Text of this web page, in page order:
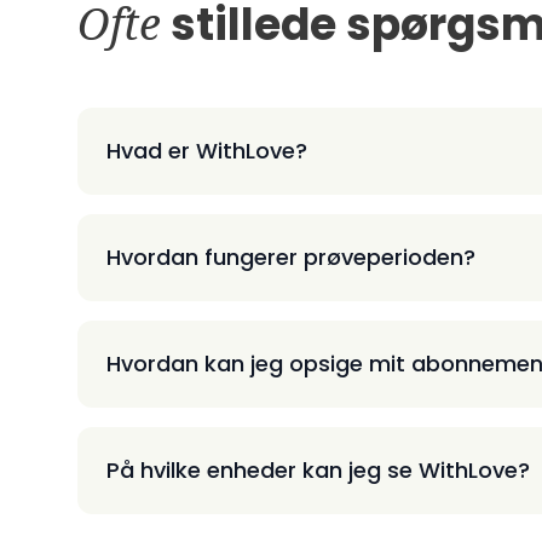
Ofte stillede
Hvad er WithLove?
Hvordan fungerer prøveperioden?
Hvordan kan jeg opsige mit
På hvilke enheder kan jeg se WithLove?